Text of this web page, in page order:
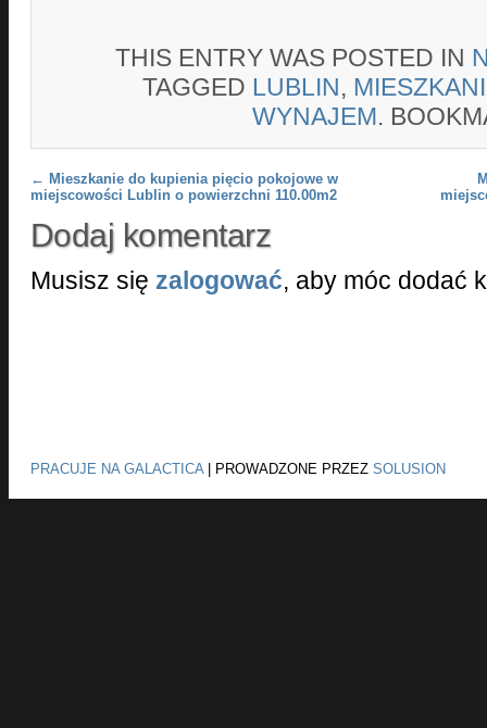
THIS ENTRY WAS POSTED IN
TAGGED LUBLIN,
WYNAJEM.
Post navigation
← Mieszkanie do kupienia pięcio pokojowe w
miejscowości Lublin o powierzchni 110.00m2
Dodaj komentarz
Musisz się zalogować, aby móc dodać
PRACUJE NA GALACTICA| PROWADZONE PRZEZ SOLUSION